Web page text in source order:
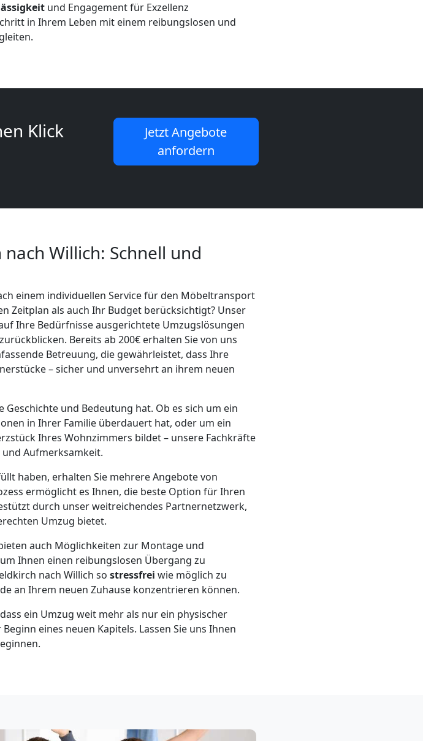
und Engagement für Exzellenz
in Ihrem Leben mit einem reibungslosen und
Klick
Jetzt Angebote
anfordern
Willich: Schnell und
einem individuellen Service für den Möbeltransport
Zeitplan als auch Ihr Budget berücksichtigt? Unser
Ihre Bedürfnisse ausgerichtete Umzugslösungen
Bereits ab 200€ erhalten Sie von uns
Betreuung, die gewährleistet, dass Ihre
– sicher und unversehrt an ihrem neuen
Geschichte und Bedeutung hat. Ob es sich um ein
in Ihrer Familie überdauert hat, oder um ein
Ihres Wohnzimmers bildet – unsere Fachkräfte
Aufmerksamkeit.
haben, erhalten Sie mehrere Angebote von
ermöglicht es Ihnen, die beste Option für Ihren
durch unser weitreichendes Partnernetzwerk,
Umzug bietet.
auch Möglichkeiten zur Montage und
Ihnen einen reibungslosen Übergang zu
nach Willich so stressfrei wie möglich zu
an Ihrem neuen Zuhause konzentrieren können.
ein Umzug weit mehr als nur ein physischer
eines neuen Kapitels. Lassen Sie uns Ihnen